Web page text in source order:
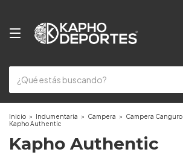
Inicio > Indumentaria > Campera > Campera Canguro
Kapho Authentic
Kapho Authentic